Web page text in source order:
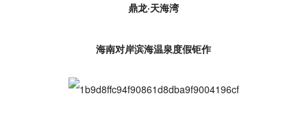
鼎龙·天海湾
海南对岸滨海温泉度假钜作